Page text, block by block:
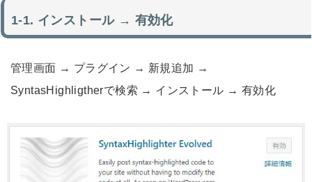
インストール → 有効化
管理画面 → プラグイン → 新規追加 →
SyntasHighligtherで検索 → インストール → 有効化